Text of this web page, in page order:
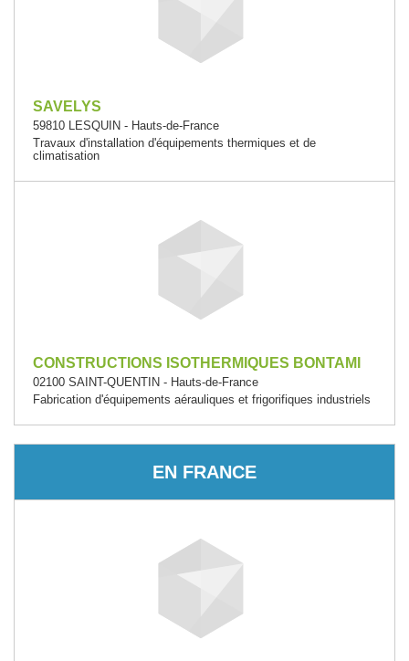
SAVELYS
59810 LESQUIN - Hauts-de-France
Travaux d'installation d'équipements thermiques et de
climatisation
CONSTRUCTIONS ISOTHERMIQUES BONTAMI
02100 SAINT-QUENTIN - Hauts-de-France
Fabrication d'équipements aérauliques et frigorifiques industriels
EN FRANCE